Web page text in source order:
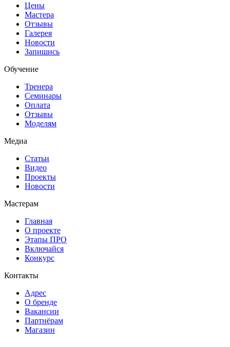
Цены
Мастера
Отзывы
Галерея
Новости
Запишись
Обучение
Тренера
Семинары
Оплата
Отзывы
Моделям
Медиа
Статьи
Видео
Проекты
Новости
Мастерам
Главная
О проекте
Этапы ПРО
Включайся
Конкурс
Контакты
Адрес
О бренде
Вакансии
Партнёрам
Магазин